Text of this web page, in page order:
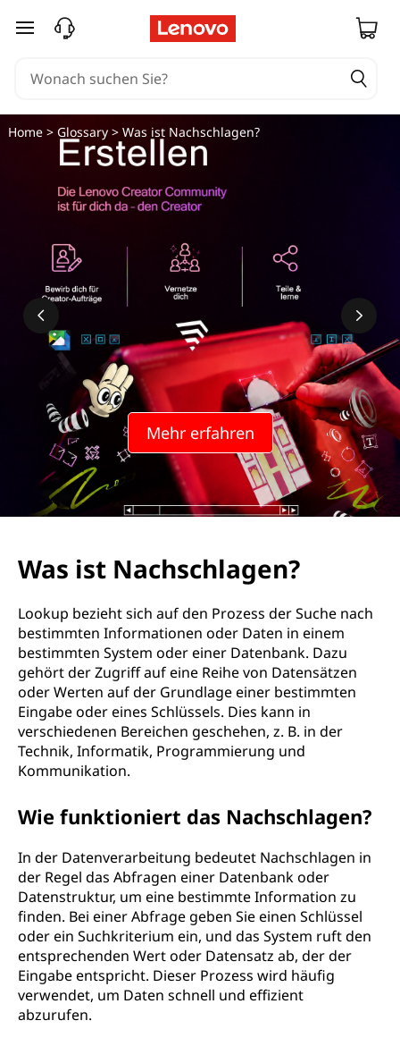
zum Hauptinhalt springen
Mehr erfahren
Home> Glossary> Was ist Nachschlagen?
Was ist Nachschlagen?
Lookup bezieht sich auf den Prozess der Suche nach
bestimmten Informationen oder Daten in einem
bestimmten System oder einer Datenbank. Dazu
gehört der Zugriff auf eine Reihe von Datensätzen
oder Werten auf der Grundlage einer bestimmten
Eingabe oder eines Schlüssels. Dies kann in
verschiedenen Bereichen geschehen, z. B. in der
Technik, Informatik, Programmierung und
Kommunikation.
Wie funktioniert das Nachschlagen?
In der Datenverarbeitung bedeutet Nachschlagen in
der Regel das Abfragen einer Datenbank oder
Datenstruktur, um eine bestimmte Information zu
finden. Bei einer Abfrage geben Sie einen Schlüssel
oder ein Suchkriterium ein, und das System ruft den
entsprechenden Wert oder Datensatz ab, der der
Eingabe entspricht. Dieser Prozess wird häufig
verwendet, um Daten schnell und effizient
abzurufen.